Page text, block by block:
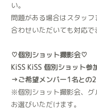
い。
問題がある場合はスタッ
合わせいただいても対応で
♡個別ショット撮影会♡
KiSS KiSS 個別ショット参
→ご希望メンバー1名との
※個別ショット撮影会、グ
お選びいただけます。